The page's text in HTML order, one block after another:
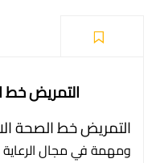
التمريض خط
التمريض خط الصحة
ومهمة في مجال الرعاية